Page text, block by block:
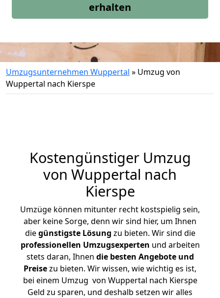
erhalten
Umzugsunternehmen Wuppertal » Umzug von
Wuppertal nach Kierspe
Kostengünstiger Umzug
von Wuppertal nach
Kierspe
Umzüge können mitunter recht kostspielig sein,
aber keine Sorge, denn wir sind hier, um Ihnen
diegünstigste Lösung zu bieten. Wir sind die
professionellen Umzugsexperten und arbeiten
stets daran, Ihnen die besten Angebote und
Preisezu bieten. Wir wissen, wie wichtig es ist,
bei einem Umzug von Wuppertal nach Kierspe
Geld zu sparen, und deshalb setzen wir alles